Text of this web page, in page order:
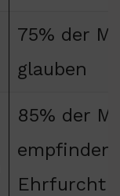
75% der
glauben
85% der
empfinden
Ehrfurcht